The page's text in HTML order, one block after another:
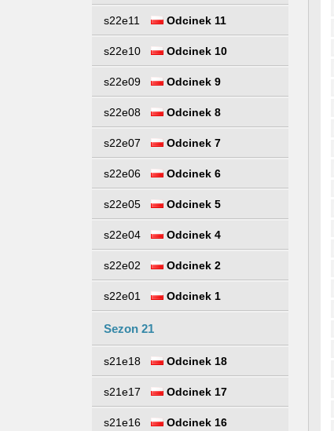
s22e11 Odcinek 11
s22e10 Odcinek 10
s22e09 Odcinek 9
s22e08 Odcinek 8
s22e07 Odcinek 7
s22e06 Odcinek 6
s22e05 Odcinek 5
s22e04 Odcinek 4
s22e02 Odcinek 2
s22e01 Odcinek 1
Sezon 21
s21e18 Odcinek 18
s21e17 Odcinek 17
s21e16 Odcinek 16